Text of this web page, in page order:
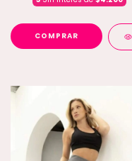
COMPRAR